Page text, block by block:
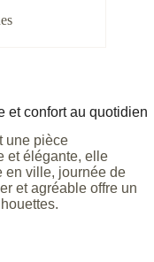
et confort au quotidien
une pièce
et élégante, elle
en ville, journée de
et agréable offre un